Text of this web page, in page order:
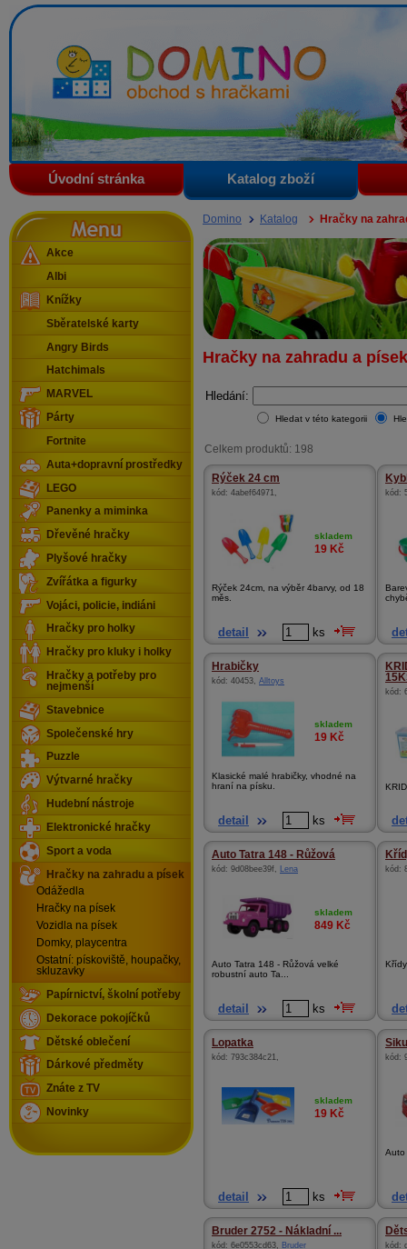
Domino - obchod s hračkami
Úvodní stránka Katalog zboží
Domino Katalog Hračky na
Hračky na zahradu a písek
Hledání:
Hledat v této kategorii
Celkem produktů: 198
Rýček 24 cm
kód: 4abef64971,
skladem
19 Kč
Rýček 24cm, na výběr 4barvy, od 18
měs.
detail ks
kód:
Hrabičky
kód: 40453, Alltoys
skladem
19 Kč
Klasické malé hrabičky, vhodné na
hraní na písku.
detail ks
kód:
Auto Tatra 148 - Růžová
kód: 9d08bee39f, Lena
skladem
849 Kč
Auto Tatra 148 - Růžová velké
robustní auto Ta...
detail ks
kód:
Lopatka
kód: 793c384c21,
skladem
19 Kč
detail ks
kód:
Bruder 2752 - Nákladní ...
kód: 6e0553cd63, Bruder kód:
Menu
Akce
Albi
Knížky
Sběratelské karty
Angry Birds
Hatchimals
MARVEL
Párty
Fortnite
Auta+dopravní prostředky
LEGO
Panenky a miminka
Dřevěné hračky
Plyšové hračky
Zvířátka a figurky
Vojáci, policie, indiáni
Hračky pro holky
Hračky pro kluky i holky
Hračky a potřeby pro
nejmenší
Stavebnice
Společenské hry
Puzzle
Výtvarné hračky
Hudební nástroje
Elektronické hračky
Sport a voda
Hračky na zahradu a písek
Odážedla
Hračky na písek
Vozidla na písek
Domky, playcentra
Ostatní: pískoviště, houpačky,
skluzavky
Papírnictví, školní potřeby
Dekorace pokojíčků
Dětské oblečení
Dárkové předměty
Znáte z TV
Novinky